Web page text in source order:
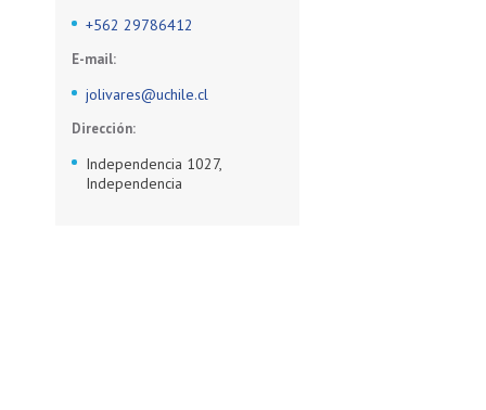
+562 29786412
E-mail:
jolivares@uchile.cl
Dirección:
Independencia 1027,
Independencia